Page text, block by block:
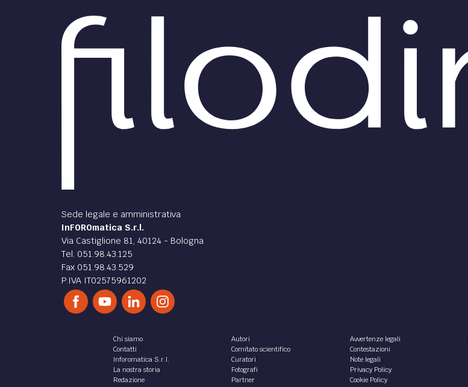
Sede legale e amministrativa
InFOROmatica S.r.l.
Via Castiglione 81, 40124 - Bologna
Tel. 051.98.43.125
Fax 051.98.43.529
P.IVA IT02575961202
Chi siamo
Contatti
Inforomatica S.r.l.
La nostra storia
Redazione
Autori
Comitato scientifico
Curatori
Fotografi
Partner
Avvertenze legali
Contestazioni
Note legali
Privacy Policy
Cookie Policy